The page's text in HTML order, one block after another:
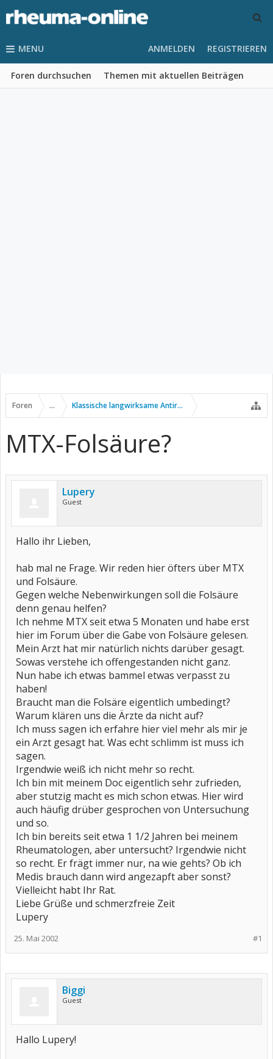
MENU
Foren durchsuchen Themen mit aktuellen Beiträgen
ANMELDEN REGISTRIEREN
Foren ... Klassische langwirksame Antirheumatika
MTX-Folsäure?
Lupery
Guest
Hallo ihr Lieben,
hab mal ne Frage. Wir reden hier öfters über MTX
und Folsäure.
Gegen welche Nebenwirkungen soll die Folsäure
denn genau helfen?
Ich nehme MTX seit etwa 5 Monaten und habe erst
hier im Forum über die Gabe von Folsäure gelesen.
Mein Arzt hat mir natürlich nichts darüber gesagt.
Sowas verstehe ich offengestanden nicht ganz.
Nun habe ich etwas bammel etwas verpasst zu
haben!
Braucht man die Folsäre eigentlich umbedingt?
Warum klären uns die Ärzte da nicht auf?
Ich muss sagen ich erfahre hier viel mehr als mir je
ein Arzt gesagt hat. Was echt schlimm ist muss ich
sagen.
Irgendwie weiß ich nicht mehr so recht.
Ich bin mit meinem Doc eigentlich sehr zufrieden,
aber stutzig macht es mich schon etwas. Hier wird
auch häufig drüber gesprochen von Untersuchung
und so.
Ich bin bereits seit etwa 1 1/2 Jahren bei meinem
Rheumatologen, aber untersucht? Irgendwie nicht
so recht. Er frägt immer nur, na wie gehts? Ob ich
Medis brauch dann wird angezapft aber sonst?
Vielleicht habt Ihr Rat.
Liebe Grüße und schmerzfreie Zeit
Lupery
#1
25. Mai 2002
Biggi
Guest
Hallo Lupery!